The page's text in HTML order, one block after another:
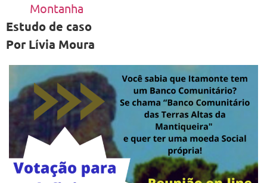
Montanha
Estudo de caso
Por Lívia Moura